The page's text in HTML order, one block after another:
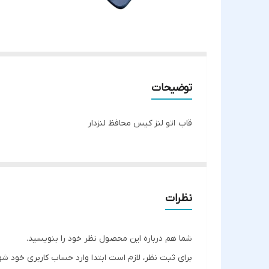
توضیحات
قاب اتو لنز کیس محافظ لنزدار
نظرات
شما هم درباره این محصول نظر خود را بنویسید.
برای ثبت نظر، لازم است ابتدا وارد حساب کاربری خود